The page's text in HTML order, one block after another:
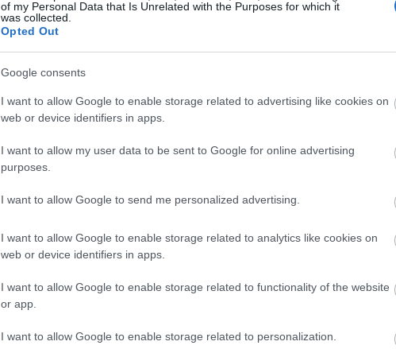
of my Personal Data that Is Unrelated with the Purposes for which it
was collected.
Opted Out
Google consents
I want to allow Google to enable storage related to advertising like cookies on
web or device identifiers in apps.
I want to allow my user data to be sent to Google for online advertising
purposes.
I want to allow Google to send me personalized advertising.
I want to allow Google to enable storage related to analytics like cookies on
web or device identifiers in apps.
I want to allow Google to enable storage related to functionality of the website
or app.
I want to allow Google to enable storage related to personalization.
17:13